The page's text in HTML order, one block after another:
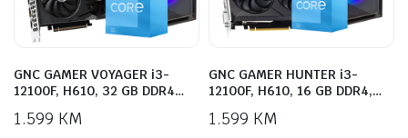
GNC GAMER VOYAGER i3-
12100F, H610, 32 GB DDR4…
1.599 KM
GNC GAMER HUNTER i3-
12100F, H610, 16 GB DDR4,…
1.599 KM